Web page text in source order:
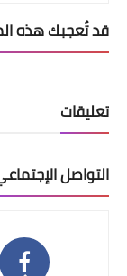
قد تُعجبك هذه
تعليقات
التواصل